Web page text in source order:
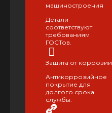
машиностроения
Детали
соответствуют
требованиям
ГОСТов.
Защита от коррозии
Антикоррозийное
покрытие для
долгого срока
службы.